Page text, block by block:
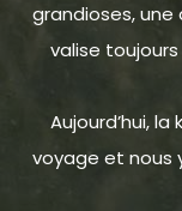
grandioses,
valise
Aujourd’hui,
voyage et nous